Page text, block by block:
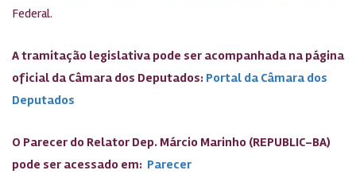
Federal.
A tramitação legislativa pode ser acompanhada na página
oficial da Câmara dos Deputados: Portal da Câmara dos
Deputados
O Parecer do Relator Dep. Márcio Marinho (REPUBLIC-BA)
pode ser acessado em: Parecer